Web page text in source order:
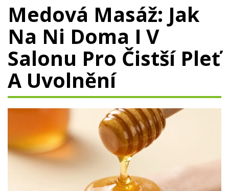
Medová Masáž: Jak
Na Ni Doma I V
Salonu Pro Čistší Pleť
A Uvolnění